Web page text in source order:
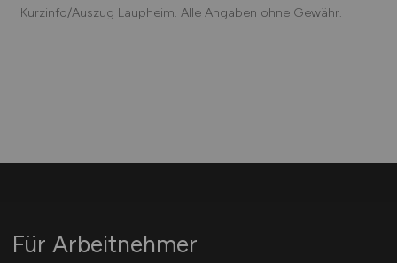
Kurzinfo/Auszug Laupheim. Alle Angaben ohne Gewähr.
Für Arbeitnehmer